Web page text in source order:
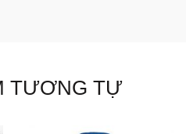
TƯƠNG TỰ